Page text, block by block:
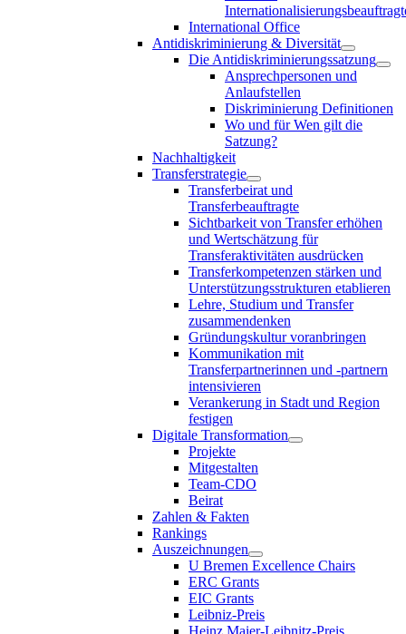
International Office
Antidiskriminierung & Diversität
Die Antidiskriminierungssatzung
Ansprechpersonen und
Anlaufstellen
Diskriminierung Definitionen
Wo und für Wen gilt die
Satzung?
Nachhaltigkeit
Transferstrategie
Transferbeirat und
Transferbeauftragte
Sichtbarkeit von Transfer erhöhen
und Wertschätzung für
Transferaktivitäten ausdrücken
Transferkompetenzen stärken und
Unterstützungsstrukturen etablieren
Lehre, Studium und Transfer
zusammendenken
Gründungskultur voranbringen
Kommunikation mit
Transferpartnerinnen und -partnern
intensivieren
Verankerung in Stadt und Region
festigen
Digitale Transformation
Projekte
Mitgestalten
Team-CDO
Beirat
Zahlen & Fakten
Rankings
Auszeichnungen
U Bremen Excellence Chairs
ERC Grants
EIC Grants
Leibniz-Preis
Heinz Maier-Leibnitz-Preis